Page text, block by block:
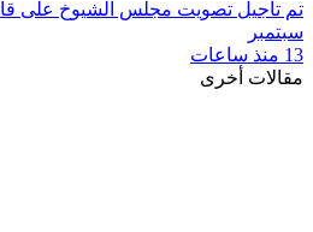
سبتمبر
13 منذ ساعات
مقالات أخرى